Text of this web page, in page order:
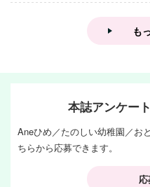
も
本誌アンケー
Aneひめ／たのしい幼稚園／
ちらから応募できます。
応